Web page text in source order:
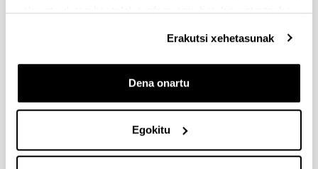
eskuratu duten bestelako informazio batekin uztartzeko.
Erakutsi xehetasunak
Dena onartu
Egokitu
Kontaktua
E-maila:gestor.practicas.fee-sarriko@ehu.eus